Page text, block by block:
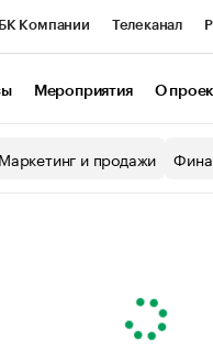
Компании Телеканал
Экономика Бизнес
Мероприятия О
Маркетинг и продажи